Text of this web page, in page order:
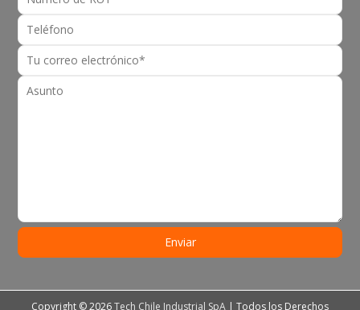
Copyright © 2026Tech Chile Industrial SpA | Todos los Derechos